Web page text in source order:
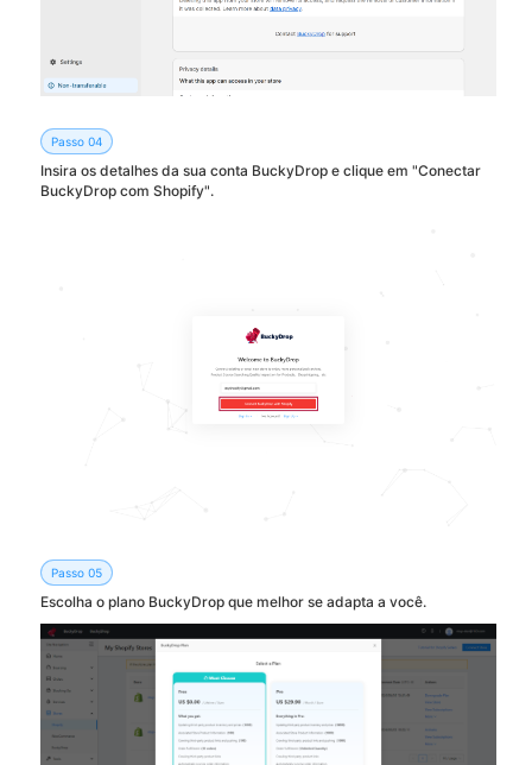
Passo 04
Insira os detalhes da sua conta BuckyDrop e clique em "Conectar
BuckyDrop com Shopify".
Passo 05
Escolha o plano BuckyDrop que melhor se adapta a você.